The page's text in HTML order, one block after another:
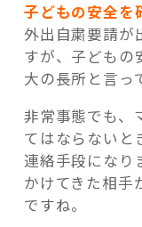
子どもの安全を
外出自粛要請が
すが、子どもの
大の長所と言っ
非常事態でも、
てはならないと
連絡手段になり
かけてきた相手
ですね。